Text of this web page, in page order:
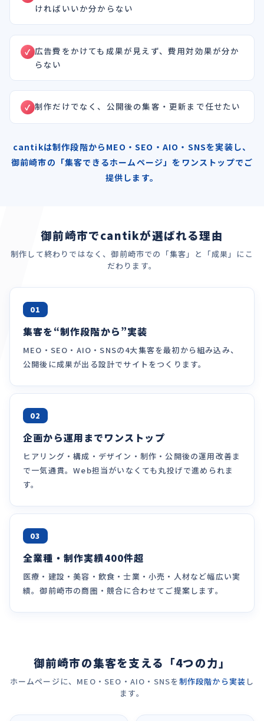
ければいいか分からない
広告費をかけても成果が見えず、費用対効果が分か
らない
制作だけでなく、公開後の集客・更新まで任せたい
cantikは制作段階からMEO・SEO・AIO・SNSを実装し、
御前崎市の「集客できるホームページ」をワンストップでご
提供します。
御前崎市でcantikが選ばれる理由
制作して終わりではなく、御前崎市での「集客」と「成果」にこ
だわります。
01
集客を“制作段階から”実装
MEO・SEO・AIO・SNSの4大集客を最初から組み込み、
公開後に成果が出る設計でサイトをつくります。
02
企画から運用までワンストップ
ヒアリング・構成・デザイン・制作・公開後の運用改善ま
で一気通貫。Web担当がいなくても丸投げで進められま
す。
03
全業種・制作実績400件超
医療・建設・美容・飲食・士業・小売・人材など幅広い実
績。御前崎市の商圏・競合に合わせてご提案します。
御前崎市の集客を支える「4つの力」
ホームページに、MEO・SEO・AIO・SNSを制作段階から実装 し
ます。